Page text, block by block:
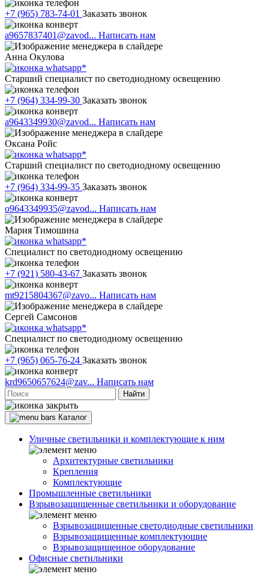
+7 (965) 783-74-01 Заказать звонок
a9657837401@zavod... Написать нам
Анна Окулова
Старший специалист по светодиодному освещению
+7 (964) 334-99-30 Заказать звонок
a9643349930@zavod... Написать нам
Оксана Ройс
Старший специалист по светодиодному освещению
+7 (964) 334-99-35 Заказать звонок
o9643349935@zavod... Написать нам
Мария Тимошина
Cпециалист по светодиодному освещению
+7 (921) 580-43-67 Заказать звонок
mt9215804367@zavo... Написать нам
Сергей Самсонов
Cпециалист по светодиодному освещению
+7 (965) 065-76-24 Заказать звонок
krd9650657624@zav... Написать нам
Найти
Каталог
Уличные светильники и комплектующие к ним
Архитектурные светильники
Крепления
Комплектующие
Промышленные светильники
Взрывозащищенные светильники и оборудование
Взрывозащищенные светодиодные светильники
Взрывозащищенные комплектующие
Взрывозащищенное оборудование
Офисные светильники